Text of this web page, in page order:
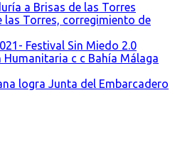
a Brisas de las Torres
las Torres, corregimiento de
Festival Sin Miedo 2.0
c c Bahía Málaga
logra Junta del Embarcadero